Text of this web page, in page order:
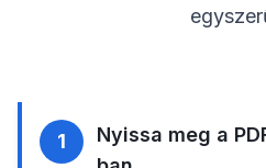
1
Nyissa meg a